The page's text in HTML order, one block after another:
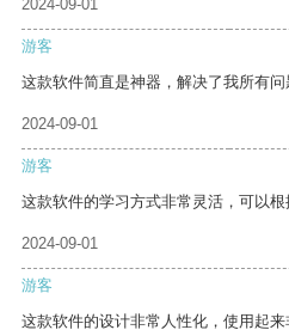
2024-09-01
游客
这款软件简直是神器，解决了我所有问
2024-09-01
游客
这款软件的学习方式非常灵活，可以根
2024-09-01
游客
这款软件的设计非常人性化，使用起来